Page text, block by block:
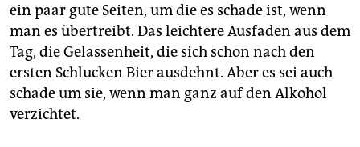
ein paar gute Seiten, um die es schade ist, wenn
man es übertreibt. Das leichtere Ausfaden aus dem
Tag, die Gelassenheit, die sich schon nach den
ersten Schlucken Bier ausdehnt. Aber es sei auch
schade um sie, wenn man ganz auf den Alkohol
verzichtet.